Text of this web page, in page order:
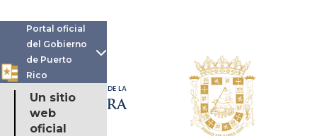
Portal oficial
del Gobierno
de Puerto
Rico

Un sitio
web
oficial
OFICINA DE LA
GOBERNADORA